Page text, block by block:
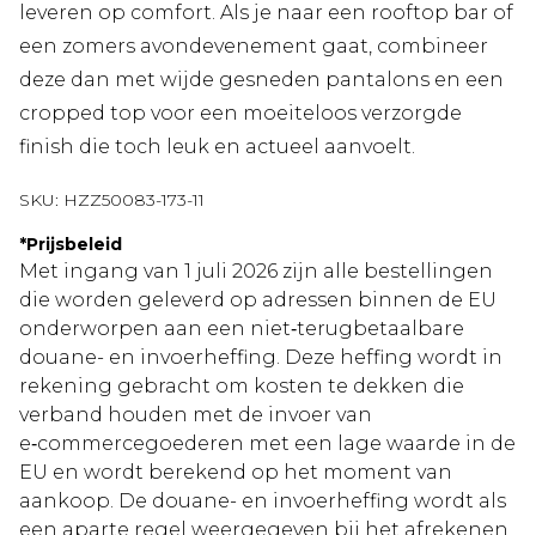
leveren op comfort. Als je naar een rooftop bar of
een zomers avondevenement gaat, combineer
deze dan met wijde gesneden pantalons en een
cropped top voor een moeiteloos verzorgde
finish die toch leuk en actueel aanvoelt.
SKU: HZZ50083-173-11
*Prijsbeleid
Met ingang van 1 juli 2026 zijn alle bestellingen
die worden geleverd op adressen binnen de EU
onderworpen aan een niet‑terugbetaalbare
douane- en invoerheffing. Deze heffing wordt in
rekening gebracht om kosten te dekken die
verband houden met de invoer van
e‑commercegoederen met een lage waarde in de
EU en wordt berekend op het moment van
aankoop. De douane- en invoerheffing wordt als
een aparte regel weergegeven bij het afrekenen